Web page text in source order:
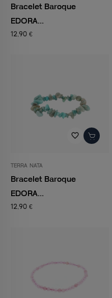
Bracelet Baroque
EDORA...
12,90 €
favorite_border
TERRA NATA
Bracelet Baroque
EDORA...
12,90 €